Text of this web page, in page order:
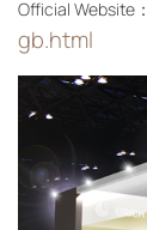
Official Website：
gb.html